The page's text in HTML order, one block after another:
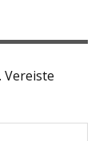
Vereiste